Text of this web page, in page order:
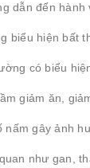
dẫn đến
biểu hiện bất
có biểu
giảm ăn,
nấm gây ảnh
như gan,